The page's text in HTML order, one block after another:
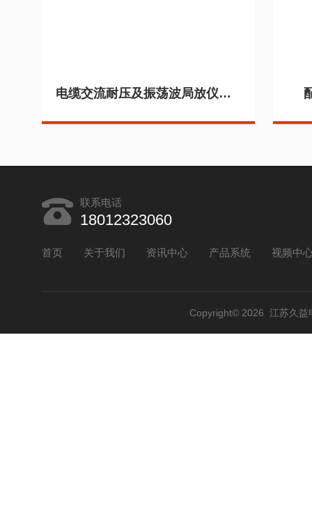
电缆交流耐压及振荡波局放仪装置
联系电话
18012323060
首页 关于我们 资讯中心 产品系统 视频中
Copyright© 2026 江苏久